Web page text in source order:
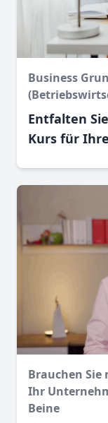
Business
Entfalten
Kurs für
Brauchen Sie
Ihr
Beine